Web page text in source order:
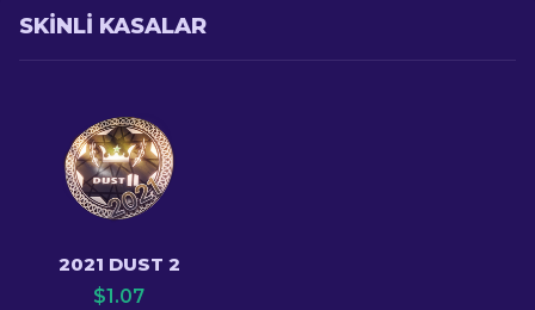
SKINLI KASALAR
2021 DUST 2
$1.07